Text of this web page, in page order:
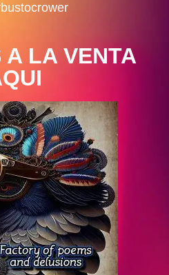
LA VENTA